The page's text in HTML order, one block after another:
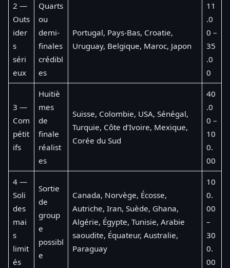
2 —
Outs
ider
s
séri
eux
Quarts
ou
demi-
finales
crédibl
es
Portugal, Pays-Bas, Croatie,
Uruguay, Belgique, Maroc, Japon
11
.0
0 –
35
.0
0
3 —
Com
pétit
ifs
Huitiè
mes
de
finale
réalist
es
Suisse, Colombie, USA, Sénégal,
Turquie, Côte d’Ivoire, Mexique,
Corée du Sud
40
.0
0 –
10
0.
00
4 —
Soli
des
mai
s
limit
és
Sortie
de
group
e
possibl
e
Canada, Norvège, Écosse,
Autriche, Iran, Suède, Ghana,
Algérie, Égypte, Tunisie, Arabie
saoudite, Équateur, Australie,
Paraguay
10
0.
00
–
30
0.
00